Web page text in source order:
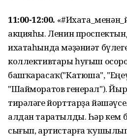
11:00-12:00.
акцияһы. Ленин
ихатаһында мәҙәниәт
коллективтары һуғыш
башҡарасаҡ("Катюша",
"Шайморатов генерал").
тирәләге йорттарҙа
алдан таратылды. Һәр кем
сығып, артистарға